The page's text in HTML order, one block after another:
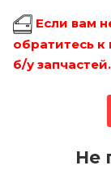
Если вам
обратитесь
б/у запчастей.
Не